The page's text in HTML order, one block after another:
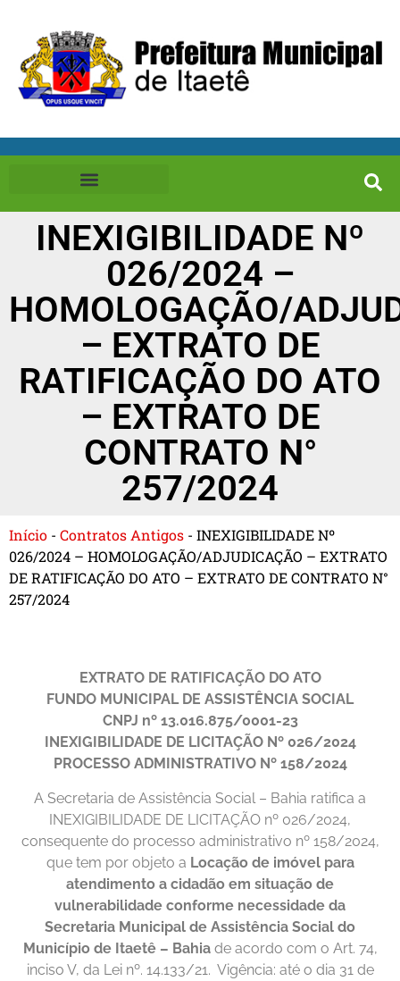
INEXIGIBILIDADE Nº
026/2024 –
HOMOLOGAÇÃO/
– EXTRATO DE
RATIFICAÇÃO DO ATO
– EXTRATO DE
CONTRATO N°
257/2024
Início - Contratos Antigos - INEXIGIBILIDADE Nº
026/2024 – HOMOLOGAÇÃO/ADJUDICAÇÃO – EXTRATO
DE RATIFICAÇÃO DO ATO – EXTRATO DE CONTRATO N°
257/2024
EXTRATO DE RATIFICAÇÃO DO ATO
FUNDO MUNICIPAL DE ASSISTÊNCIA SOCIAL
CNPJ nº 13.016.875/0001-23
INEXIGIBILIDADE DE LICITAÇÃO Nº 026/2024
PROCESSO ADMINISTRATIVO Nº 158/2024
A Secretaria de Assistência Social – Bahia ratifica a
INEXIGIBILIDADE DE LICITAÇÃO nº 026/2024,
consequente do processo administrativo nº 158/2024,
que tem por objeto a Locação de imóvel para
atendimento a cidadão em situação de
vulnerabilidade conforme necessidade da
Secretaria Municipal de Assistência Social do
Município de Itaetê – Bahiade acordo com o Art. 74,
inciso V, da Lei nº. 14.133/21. Vigência: até o dia 31 de